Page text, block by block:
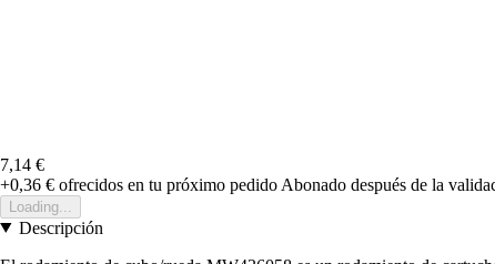
7,14 €
+0,36 € ofrecidos en tu próximo pedido Abonado después de la
Loading...
Descripción